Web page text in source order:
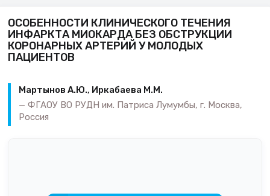
ОСОБЕННОСТИ КЛИНИЧЕСКОГО ТЕЧЕНИЯ
ИНФАРКТА МИОКАРДА БЕЗ ОБСТРУКЦИИ
КОРОНАРНЫХ АРТЕРИЙ У МОЛОДЫХ
ПАЦИЕНТОВ
Мартынов А.Ю., Иркабаева М.М.
ФГАОУ ВО РУДН им. Патриса Лумумбы, г. Москва,
Россия